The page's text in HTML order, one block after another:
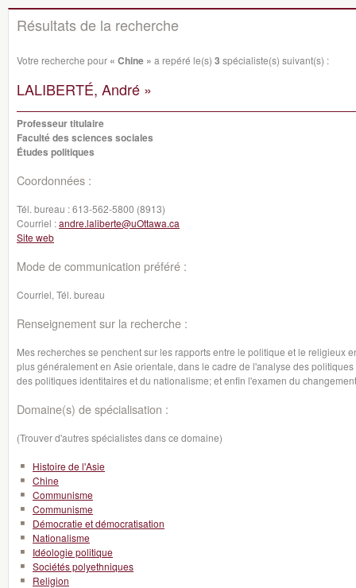
Résultats de la recherche
Votre recherche pour « Chine » a repéré le(s) 3 spécialiste(s) suivant(s) :
LALIBERTÉ, André »
Professeur titulaire
Faculté des sciences sociales
Études politiques
Coordonnées :
Tél. bureau :613-562-5800 (8913)
Courriel :andre.laliberte@uOttawa.ca
Site web
Mode de communication préféré :
Courriel, Tél. bureau
Renseignement sur la recherche :
Mes recherches se penchent sur les rapports entre le politique et le religieux
plus généralement en Asie orientale, dans le cadre de l'analyse des
des politiques identitaires et du nationalisme; et enfin l'examen du
Domaine(s) de spécialisation :
(Trouver d'autres spécialistes dans ce domaine)
Histoire de l'Asie
Chine
Communisme
Communisme
Démocratie et démocratisation
Nationalisme
Idéologie politique
Sociétés polyethniques
Religion